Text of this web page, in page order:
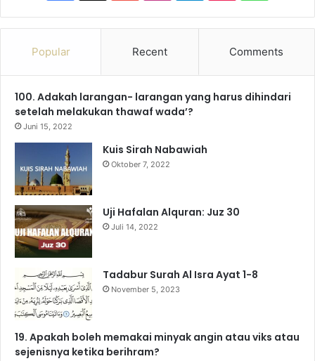
a
b
o
o
k
o
u
e
n
a
r
m
e
g
a
i
o
h
s
Popular Recent Comments
100. Adakah larangan- larangan yang harus dihindari
setelah melakukan thawaf wada’?
Juni 15, 2022
Kuis Sirah Nabawiah
Oktober 7, 2022
Uji Hafalan Alquran: Juz 30
Juli 14, 2022
Tadabur Surah Al Isra Ayat 1-8
November 5, 2023
19. Apakah boleh memakai minyak angin atau viks atau
sejenisnya ketika berihram?